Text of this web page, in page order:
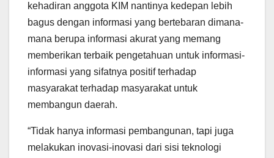
kehadiran anggota KIM nantinya kedepan lebih
bagus dengan informasi yang bertebaran dimana-
mana berupa informasi akurat yang memang
memberikan terbaik pengetahuan untuk informasi-
informasi yang sifatnya positif terhadap
masyarakat terhadap masyarakat untuk
membangun daerah.
“Tidak hanya informasi pembangunan, tapi juga
melakukan inovasi-inovasi dari sisi teknologi